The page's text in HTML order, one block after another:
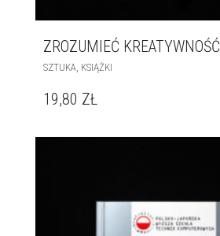
ZROZUMIEĆ KREATYWNOŚĆ
SZTUKA KSIĄŻKI
19,80 ZŁ